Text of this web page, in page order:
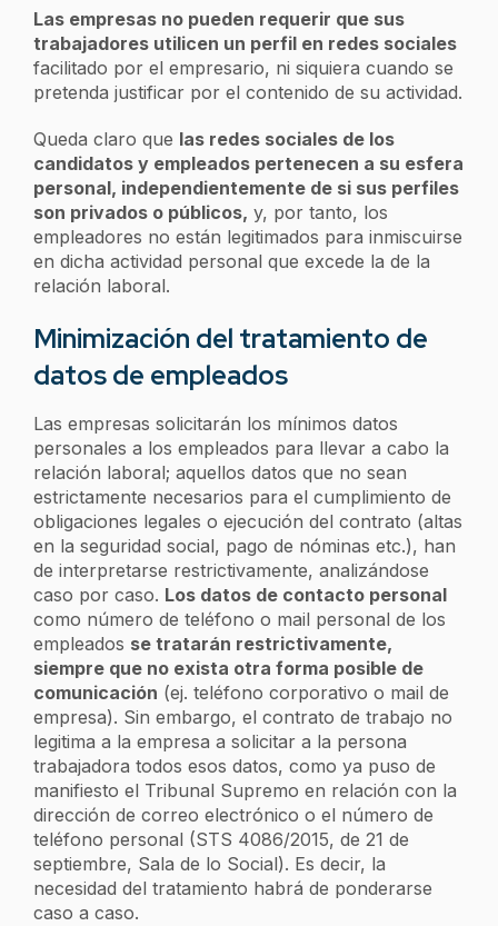
Las empresas no pueden requerir que sus
trabajadores utilicen un perfil en redes sociales
facilitado por el empresario, ni siquiera cuando se
pretenda justificar por el contenido de su actividad.
Queda claro que las redes sociales de los
candidatos y empleados pertenecen a su esfera
personal, independientemente de si sus perfiles
son privados o públicos, y, por tanto, los
empleadores no están legitimados para inmiscuirse
en dicha actividad personal que excede la de la
relación laboral.
Minimización del tratamiento de
datos de empleados
Las empresas solicitarán los mínimos datos
personales a los empleados para llevar a cabo la
relación laboral; aquellos datos que no sean
estrictamente necesarios para el cumplimiento de
obligaciones legales o ejecución del contrato (altas
en la seguridad social, pago de nóminas etc.), han
de interpretarse restrictivamente, analizándose
caso por caso. Los datos de contacto personal
como número de teléfono o mail personal de los
empleados se tratarán restrictivamente,
siempre que no exista otra forma posible de
comunicación (ej. teléfono corporativo o mail de
empresa). Sin embargo, el contrato de trabajo no
legitima a la empresa a solicitar a la persona
trabajadora todos esos datos, como ya puso de
manifiesto el Tribunal Supremo en relación con la
dirección de correo electrónico o el número de
teléfono personal (STS 4086/2015, de 21 de
septiembre, Sala de lo Social). Es decir, la
necesidad del tratamiento habrá de ponderarse
caso a caso.